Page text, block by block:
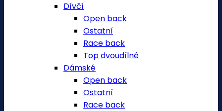
Dívčí
Open back
Ostatní
Race back
Top dvoudílné
Dámské
Open back
Ostatní
Race back